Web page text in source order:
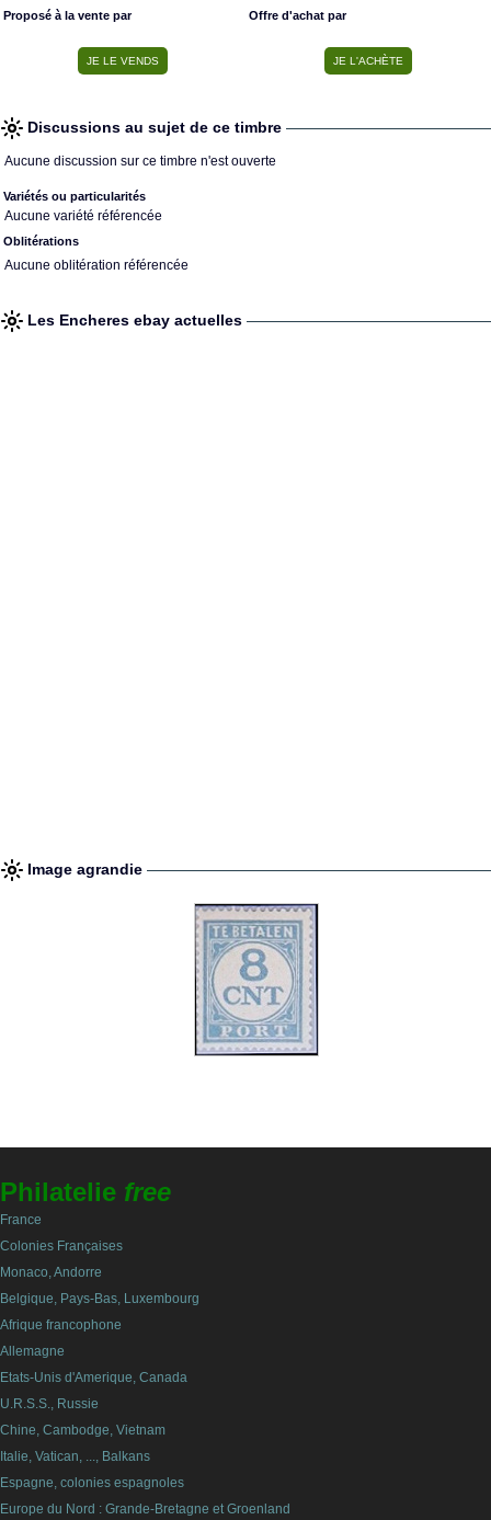
Proposé à la vente par Offre d'achat par
Discussions au sujet de ce timbre
Aucune discussion sur ce timbre n'est ouverte
Variétés ou particularités
Aucune variété référencée
Oblitérations
Aucune oblitération référencée
Les Encheres ebay actuelles
Image agrandie
Philatelie free
France
Colonies Françaises
Monaco, Andorre
Belgique, Pays-Bas, Luxembourg
Afrique francophone
Allemagne
Etats-Unis d'Amerique, Canada
U.R.S.S., Russie
Chine, Cambodge, Vietnam
Italie, Vatican, ..., Balkans
Espagne, colonies espagnoles
Europe du Nord : Grande-Bretagne et Groenland